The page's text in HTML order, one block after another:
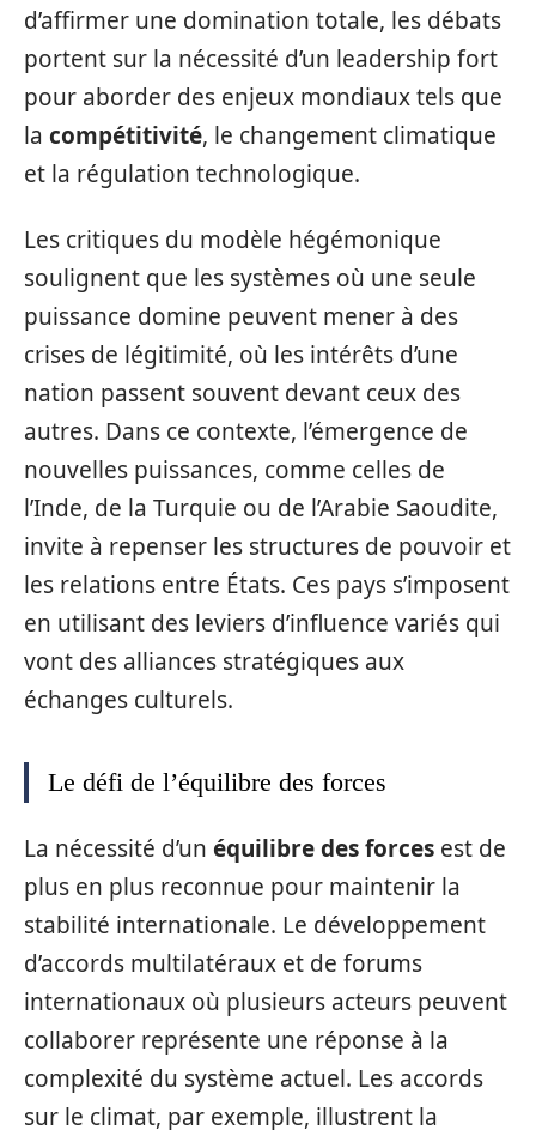
d’affirmer une domination totale, les débats
portent sur la nécessité d’un leadership fort
pour aborder des enjeux mondiaux tels que
la compétitivité, le changement climatique
et la régulation technologique.
Les critiques du modèle hégémonique
soulignent que les systèmes où une seule
puissance domine peuvent mener à des
crises de légitimité, où les intérêts d’une
nation passent souvent devant ceux des
autres. Dans ce contexte, l’émergence de
nouvelles puissances, comme celles de
l’Inde, de la Turquie ou de l’Arabie Saoudite,
invite à repenser les structures de pouvoir et
les relations entre États. Ces pays s’imposent
en utilisant des leviers d’influence variés qui
vont des alliances stratégiques aux
échanges culturels.
Le défi de l’équilibre des forces
La nécessité d’un équilibre des forces est de
plus en plus reconnue pour maintenir la
stabilité internationale. Le développement
d’accords multilatéraux et de forums
internationaux où plusieurs acteurs peuvent
collaborer représente une réponse à la
complexité du système actuel. Les accords
sur le climat, par exemple, illustrent la